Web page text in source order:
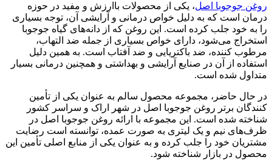
روغن جوجوبا اصل، یکی از محصولات باارزش و مفید در حوزه
درمان است که به دلیل خواص درمانی و آرایشی آن، توجه بسیاری
را به خود جلب کرده است. این روغن که از دانه‌های گیاه جوجوبا
استخراج می‌شود، دارای خواص بسیاری از جمله ضد التهاب،
مرطوب کننده، ضد باکتریایی و ضد آفتاب است. به همین دلیل
استفاده از آن در صنایع آرایشی و بهداشتی و همچنین درمانی بسیار
متداول شده است.
در حال حاضر، مجموعه محصول سالم به عنوان یکی از تأمین
کنندگان برتر روغن جوجوبا اصل در شهر اراک و سراسر کشور
شناخته شده است. این مجموعه با ارائه روغن جوجوبا اصل در
ظرف‌های نیم و یک لیتری به صورت عمده، توانسته است رضایت
مشتریان خود را جلب کرده و به عنوان یکی از منابع اصلی تأمین این
محصول در بازار شناخته شود.